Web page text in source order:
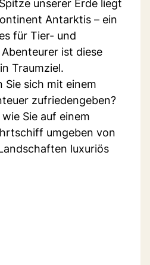
unserer Erde liegt
Antarktis – ein
für Tier- und
ist diese
Traumziel.
Sie sich mit einem
zufriedengeben?
Sie auf einem
umgeben von
luxuriös